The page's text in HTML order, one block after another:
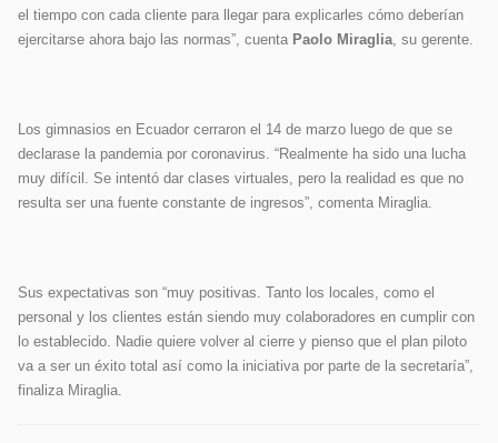
el tiempo con cada cliente para llegar para explicarles cómo deberían
ejercitarse ahora bajo las normas”, cuenta Paolo Miraglia , su gerente.
Los gimnasios en Ecuador cerraron el 14 de marzo luego de que se
declarase la pandemia por coronavirus. “Realmente ha sido una lucha
muy difícil. Se intentó dar clases virtuales, pero la realidad es que no
resulta ser una fuente constante de ingresos”, comenta Miraglia.
Sus expectativas son “muy positivas. Tanto los locales, como el
personal y los clientes están siendo muy colaboradores en cumplir con
lo establecido. Nadie quiere volver al cierre y pienso que el plan piloto
va a ser un éxito total así como la iniciativa por parte de la secretaría”,
finaliza Miraglia.